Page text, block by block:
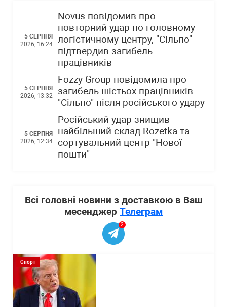
5 СЕРПНЯ
2026, 16:24
Novus повідомив про
повторний удар по головному
логістичному центру, "Сільпо"
підтвердив загибель
працівників
5 СЕРПНЯ
2026, 13:32
Fozzy Group повідомила про
загибель шістьох працівників
"Сільпо" після російського удару
5 СЕРПНЯ
2026, 12:34
Російський удар знищив
найбільший склад Rozetka та
сортувальний центр "Нової
пошти"
Всі головні новини з доставкою в Ваш
месенджер Телеграм
2
Спорт